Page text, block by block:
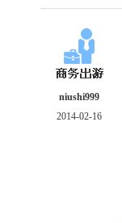
niushi999
2014-02-16